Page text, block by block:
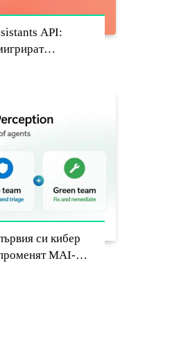
API:
26 август
си кибер
MAI-
Perception